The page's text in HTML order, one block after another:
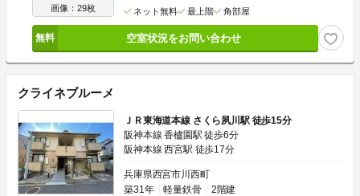
画像：29枚 ネット無料 最上階 角部屋
空室状況をお問い合わせ
クライネブルーメ
ＪＲ東海道本線 さくら夙川駅 徒歩15分
阪神本線 香櫨園駅 徒歩6分
阪神本線 西宮駅 徒歩17分
兵庫県西宮市川西町
築31年
軽量鉄骨 2階建